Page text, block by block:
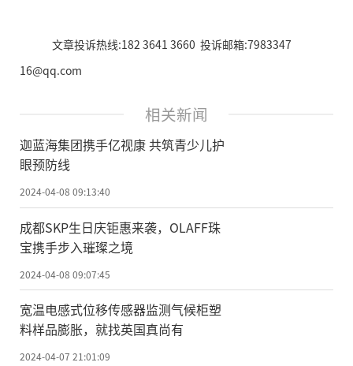
文章投诉热线:182 3641 3660 投诉邮箱:7983347
16@qq.com
相关新闻
迦蓝海集团携手亿视康 共筑青少儿护
眼预防线
2024-04-08 09:13:40
成都SKP生日庆钜惠来袭，OLAFF珠
宝携手步入璀璨之境
2024-04-08 09:07:45
宽温电感式位移传感器监测气候柜塑
料样品膨胀，就找英国真尚有
2024-04-07 21:01:09